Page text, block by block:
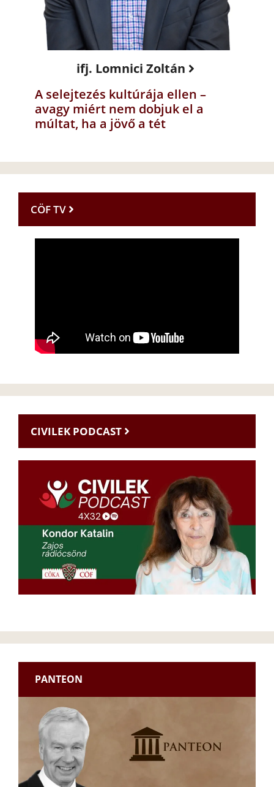
ifj. Lomnici Zoltán
A selejtezés kultúrája ellen –
avagy miért nem dobjuk el a
múltat, ha a jövő a tét
CÖF TV
CIVILEK PODCAST
PANTEON